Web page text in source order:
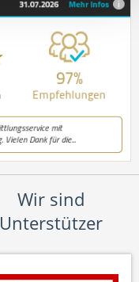
Wir sind
Unterstützer